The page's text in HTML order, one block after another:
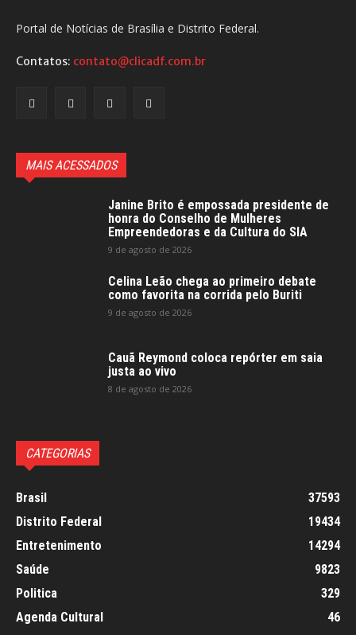
Portal de Notícias de Brasília e Distrito Federal.
Contatos: contato@clicadf.com.br
MAIS ACESSADOS
Janine Brito é empossada presidente de
honra do Conselho de Mulheres
Empreendedoras e da Cultura do SIA
9 de agosto de 2026
Celina Leão chega ao primeiro debate
como favorita na corrida pelo Buriti
9 de agosto de 2026
Cauã Reymond coloca repórter em saia
justa ao vivo
8 de agosto de 2026
CATEGORIAS
Brasil
37593
Distrito Federal
19434
Entretenimento
14294
Saúde
9823
Politica
329
Agenda Cultural
46